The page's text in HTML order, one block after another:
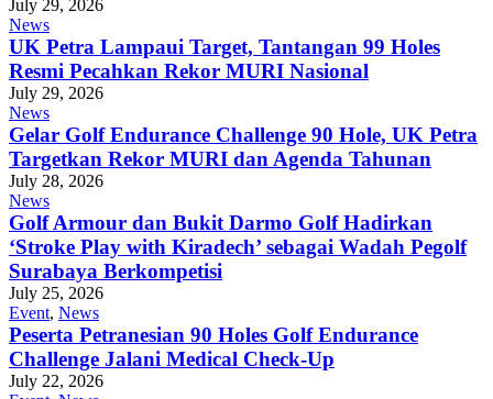
July 29, 2026
News
UK Petra Lampaui Target, Tantangan 99 Holes
Resmi Pecahkan Rekor MURI Nasional
July 29, 2026
News
Gelar Golf Endurance Challenge 90 Hole, UK Petra
Targetkan Rekor MURI dan Agenda Tahunan
July 28, 2026
News
Golf Armour dan Bukit Darmo Golf Hadirkan
‘Stroke Play with Kiradech’ sebagai Wadah Pegolf
Surabaya Berkompetisi
July 25, 2026
Event, News
Peserta Petranesian 90 Holes Golf Endurance
Challenge Jalani Medical Check-Up
July 22, 2026